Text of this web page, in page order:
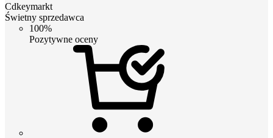
Cdkeymarkt
Świetny sprzedawca
100%
Pozytywne oceny